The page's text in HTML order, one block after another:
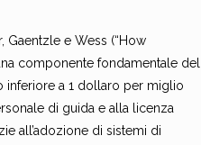
Gaentzle e Wess (“How
componente fondamentale del
inferiore a 1 dollaro per miglio
di guida e alla licenza
all’adozione di sistemi di